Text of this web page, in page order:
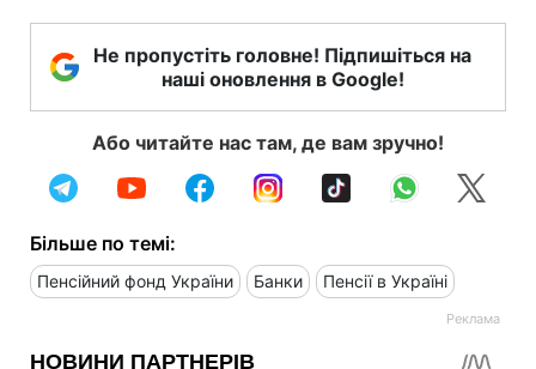
Не пропустіть головне! Підпишіться на
наші оновлення в Google!
Або читайте нас там, де вам зручно!
Більше по темі:
Пенсійний фонд України Банки Пенсії в Україні